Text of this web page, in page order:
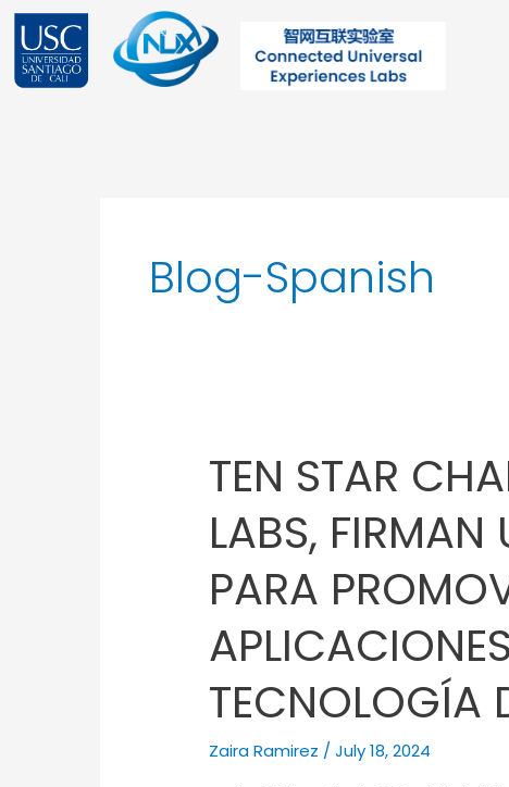
contenido
Blog-Spanish
TEN STAR
LABS,
PARA
TECNOLOGÍA
Zaira Ramirez /July 18, 2024
TEN
STAR
CHAIN
Y
SMARTNET
INTERCONNECTION
LABS,
FIRMAN
UN
DE